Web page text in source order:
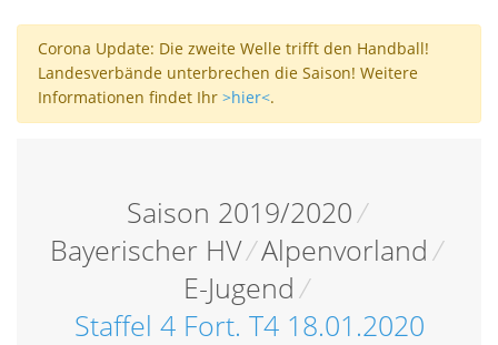
Corona Update: Die zweite Welle trifft den Handball!
Landesverbände unterbrechen die Saison! Weitere
Informationen findet Ihr >hier<.
Saison 2019/2020/
Bayerischer HV/Alpenvorland /
E-Jugend /
Staffel 4 Fort. T4 18.01.2020